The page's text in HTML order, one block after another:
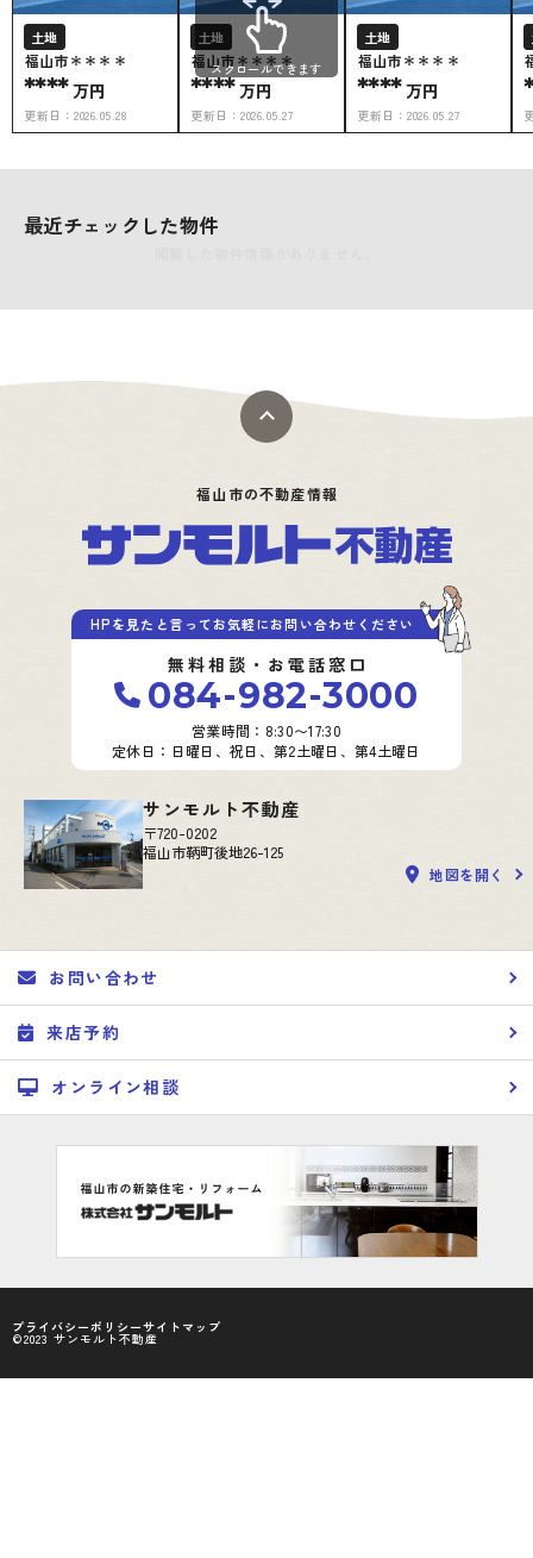
土地
福山市＊＊＊＊
****万円
更新日： 2026.05.28
土地
福山市＊＊＊＊
****万円
更新日： 2026.05.27
土地
福山市＊＊＊＊
****万円
更新日： 2026.05.27
スクロールできます
最近チェックした物件
福山市の不動産情報
HPを見たと言ってお気軽にお問い合わせください
無料相談・お電話窓口
084-982-3000
営業時間：8:30〜17:30
定休日：日曜日、祝日、第2土曜日、第4土曜日
サンモルト不動産
〒720-0202
福山市鞆町後地26-125
地図を開く
お問い合わせ
来店予約
オンライン相談
プライバシーポリシーサイトマップ
©2023 サンモルト不動産